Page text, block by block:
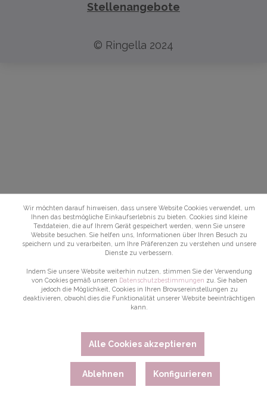
Stellenangebote
© Ringella 2024
Wir möchten darauf hinweisen, dass unsere Website Cookies verwendet, um
Ihnen das bestmögliche Einkaufserlebnis zu bieten. Cookies sind kleine
Textdateien, die auf Ihrem Gerät gespeichert werden, wenn Sie unsere
Website besuchen. Sie helfen uns, Informationen über Ihren Besuch zu
speichern und zu verarbeiten, um Ihre Präferenzen zu verstehen und unsere
Dienste zu verbessern.
Indem Sie unsere Website weiterhin nutzen, stimmen Sie der Verwendung
von Cookies gemäß unseren Datenschutzbestimmungen zu. Sie haben
jedoch die Möglichkeit, Cookies in Ihren Browsereinstellungen zu
deaktivieren, obwohl dies die Funktionalität unserer Website beeinträchtigen
kann.
Alle Cookies akzeptieren
Ablehnen Konfigurieren